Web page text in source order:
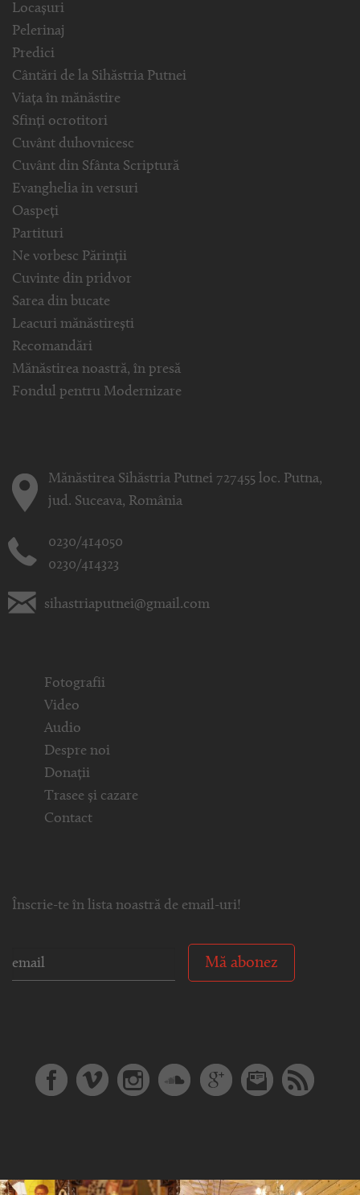
Locașuri
Pelerinaj
Predici
Cântări de la Sihăstria Putnei
Viața în mănăstire
Sfinți ocrotitori
Cuvânt duhovnicesc
Cuvânt din Sfânta Scriptură
Evanghelia in versuri
Oaspeți
Partituri
Ne vorbesc Părinții
Cuvinte din pridvor
Sarea din bucate
Leacuri mănăstirești
Recomandări
Mănăstirea noastră, în presă
Fondul pentru Modernizare
Mănăstirea Sihăstria Putnei 727455 loc. Putna,
jud. Suceava, România
0230/414050
0230/414323
sihastriaputnei@gmail.com
Fotografii
Video
Audio
Despre noi
Donații
Trasee și cazare
Contact
Înscrie-te în lista noastră de email-uri!
Mă abonez